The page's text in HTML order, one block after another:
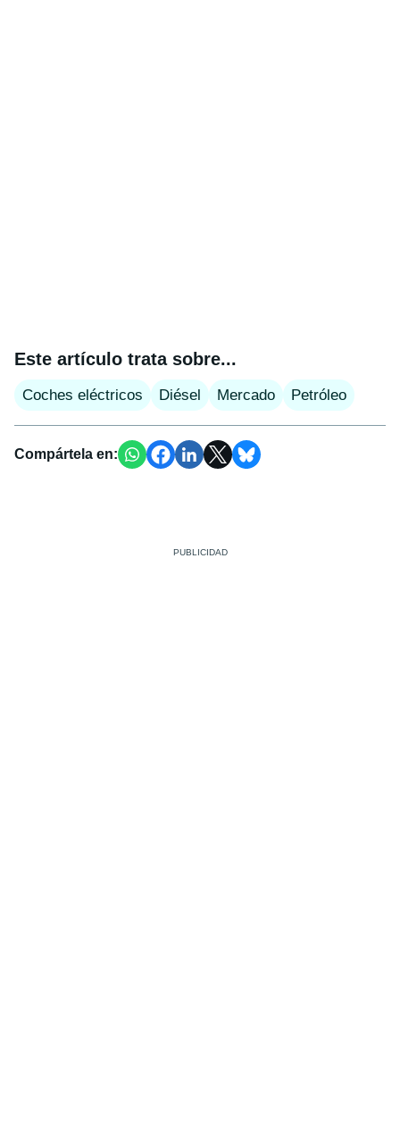
Este artículo trata sobre...
Coches eléctricos Diésel Mercado Petróleo
Compártela en: